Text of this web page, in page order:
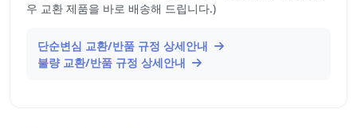
우 교환 제품을 바로 배송해 드립니다.)
단순변심 교환/반품 규정 상세안내
불량 교환/반품 규정 상세안내